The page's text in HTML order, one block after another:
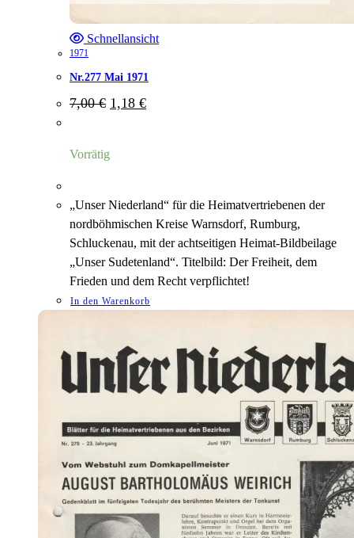
Schnellansicht
1971
Nr.277 Mai 1971
7,00€ Ursprünglicher
Preis
1,18 €Aktueller
Vorrätig
„Unser Niederland“ für die Heimatvertriebenen der
nordböhmischen Kreise Warnsdorf, Rumburg,
Schluckenau, mit der achtseitigen Heimat-Bildbeilage
„Unser Sudetenland“. Titelbild: Der Freiheit, dem
Frieden und dem Recht verpflichtet!
In den Warenkorb